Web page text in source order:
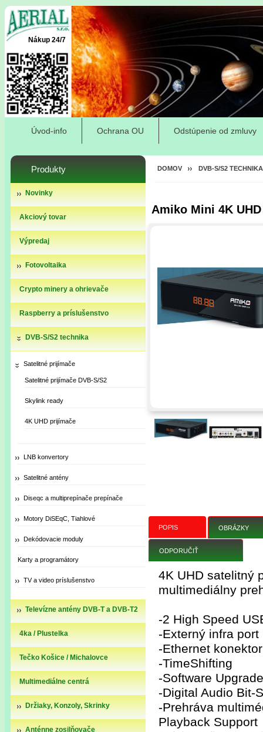
Nákup 24/7
Úvod-info Ochrana OU Odstúpenie od zmluvy
Produkty
Novinky
Akciový tovar
Výpredaj
Fotovoltaika
Crypto minery a ohrievače
Raspberry a príslušenstvo
DVB-S/S2 technika
Satelitné prijímače
Satelitné prijímače DVB-S/S2
Skylink ready
4K UHD prijímače
LNB konvertory
Satelitné antény
Diseqc a multiprepínače prepínače
Motory DiSEqC, Tiahlové
Dekódovacie moduly
Karty a programátory
TV a video príslušenstvo
Televízne antény DVB-T a DVB-T2
4ka / Plustelka
Tečko Košice / Michalovce
Multimediálne centrá
Držiaky, Konzoly, Skrinky
Anténne zosilňovače
DOMOV DVB-S/S2 TECHNIKA
Amiko Mini 4K
POPIS OBRÁZKY
ODPORUČIŤ
4K UHD satelitný
multimediálny
-2 High Speed
-Externý infra
-Ethernet konektor
-TimeShifting
-Software
-Digital Audio Bit-
-Prehráva
Playback Support